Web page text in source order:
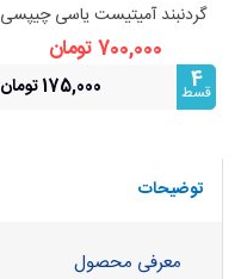
گردنبند آمیتیست یاسی چیپسی
راف – سنگ آرامش و شهود
700,000 تومان
4
قسط 175,000 تومان
توضیحات
معرفی محصول